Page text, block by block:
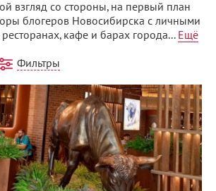
взгляд со стороны, на первый план
блогеров Новосибирска с личными
кафе и барах города... Ещё
Фильтры